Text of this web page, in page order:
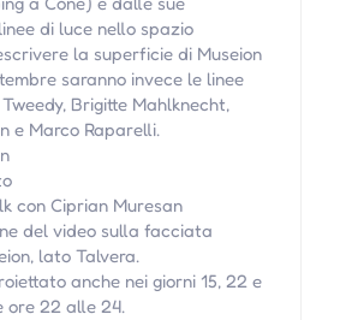
di luce nello spazio
la superficie di Museion
saranno invece le linee
Brigitte Mahlknecht,
e Marco Raparelli.
con Ciprian Muresan
del video sulla facciata
lato Talvera.
anche nei giorni 15, 22 e
ore 22 alle 24.